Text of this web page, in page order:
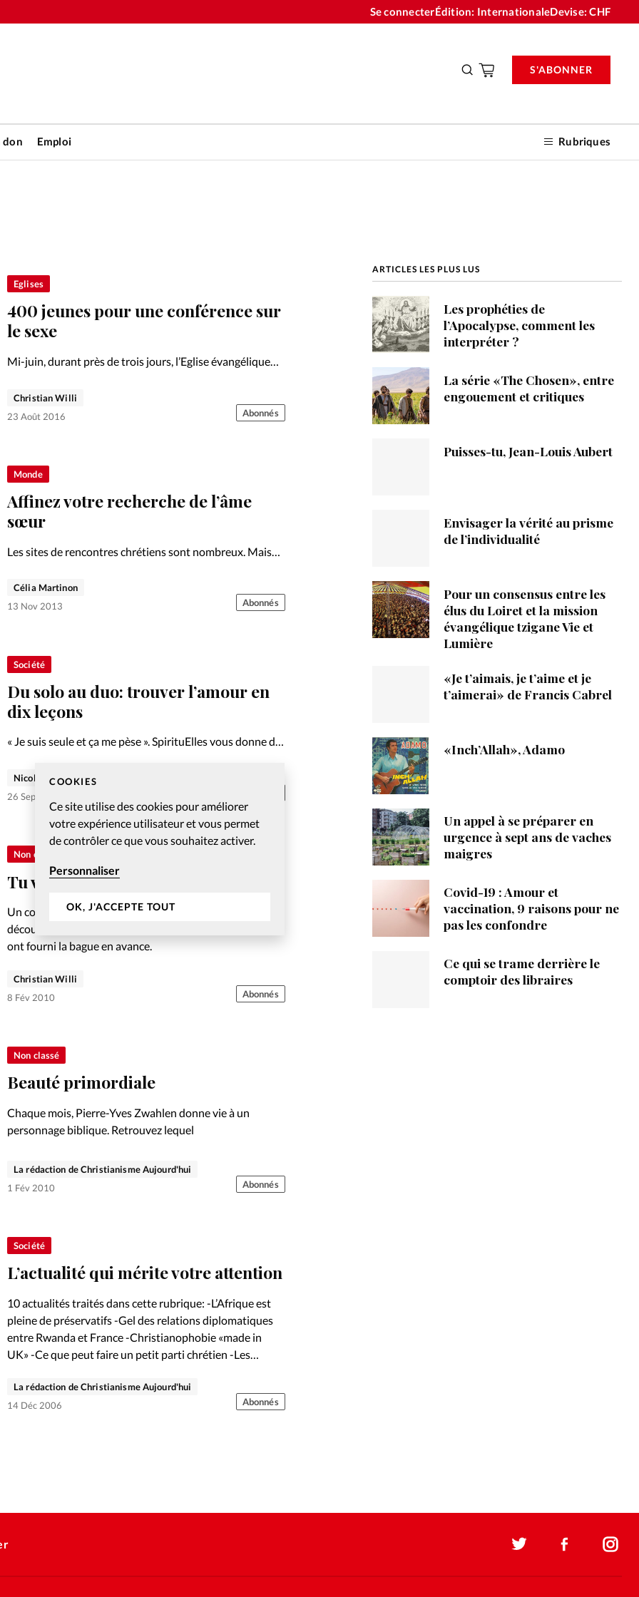
COOKIES
Ce site utilise des cookies pour améliorer
votre expérience utilisateur et vous permet
de contrôler ce que vous souhaitez activer.
Personnaliser
OK, J'ACCEPTE TOUT
Se connecterÉdition: InternationaleDevise:CHF
don Emploi Rubriques
S'ABONNER
Foi
Opinions
La boutique
À propos
Emploi
Eglises
400 jeunes pour une conférence sur
le sexe
Mi-juin, durant près de trois jours, l’Eglise évangélique
et sexualité. Havilah Cunnington (photo), responsable
du mouvement Moral Revolution lancé par l’Eglise
Christian Willi
23 Août 2016
Abonnés
Monde
Affinez votre recherche de l’âme
sœur
Les sites de rencontres chrétiens sont nombreux. Mais
différentes. Le gage de rencontres heureuses?
Célia Martinon
13 Nov 2013
Abonnés
Société
Du solo au duo: trouver l’amour en
dix leçons
« Je suis seule et ça me pèse ». SpirituElles vous donne dix
l’amour.
Nicole Deheuvels
26 Sep 2011
Non classé
Tu vas rencontrer l’âme sœur
Un couple d’amis a prédit à l’auteur Mark Gabriel qu’il
découvrirait sa femme lors de son prochain voyage. Ils lui
ont fourni la bague en avance.
Christian Willi
8 Fév 2010
Abonnés
Non classé
Beauté primordiale
Chaque mois, Pierre-Yves Zwahlen donne vie à un
personnage biblique. Retrouvez lequel
La rédaction de Christianisme Aujourd'hui
1 Fév 2010
Abonnés
Société
L’actualité qui mérite votre attention
10 actualités traités dans cette rubrique: -L’Afrique est
pleine de préservatifs -Gel des relations diplomatiques
entre Rwanda et France -Christianophobie «made in
UK» -Ce que peut faire un petit parti chrétien -Les
La rédaction de Christianisme Aujourd'hui
14 Déc 2006
Abonnés
ARTICLES LES PLUS LUS
Les prophéties de
l’Apocalypse, comment les
interpréter ?
La série «The Chosen», entre
engouement et critiques
Puisses-tu, Jean-Louis Aubert
Envisager la vérité au prisme
de l’individualité
Pour un consensus entre les
élus du Loiret et la mission
évangélique tzigane Vie et
Lumière
«Je t’aimais, je t’aime et je
t’aimerai» de Francis Cabrel
«Inch’Allah», Adamo
Un appel à se préparer en
urgence à sept ans de vaches
maigres
Covid-19 : Amour et
vaccination, 9 raisons pour ne
pas les confondre
Ce qui se trame derrière le
comptoir des libraires